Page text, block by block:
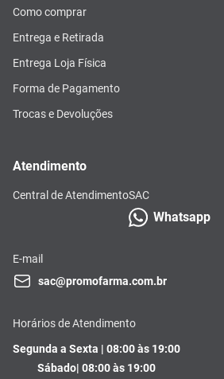
Como comprar
Entrega e Retirada
Entrega Loja Física
Forma de Pagamento
Trocas e Devoluções
Atendimento
Central de AtendimentoSAC
Whatsapp
E-mail
sac@promofarma.com.br
Horários de Atendimento
Segunda a Sexta | 08:00 às 19:00
Sábado| 08:00 às 19:00